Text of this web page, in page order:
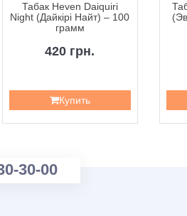
Табак Heven Daiquiri
Night (Дайкірі Найт) – 100
грамм
420 грн.
Купить
30-00